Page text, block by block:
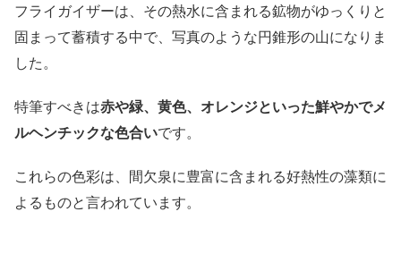
フライガイザーは、その熱水に含まれる鉱物がゆっくりと
固まって蓄積する中で、写真のような円錐形の山になりま
した。
特筆すべきは赤や緑、黄色、オレンジといった鮮やかでメ
ルヘンチックな色合いです。
これらの色彩は、間欠泉に豊富に含まれる好熱性の藻類に
よるものと言われています。